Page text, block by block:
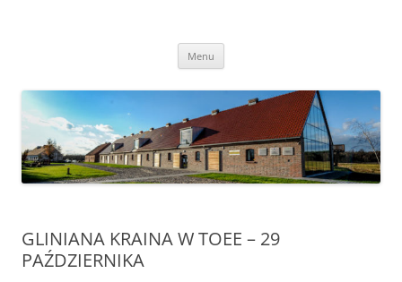
Ekologicznej w Zalesiu
Menu
GLINIANA KRAINA W TOEE – 29
PAŹDZIERNIKA